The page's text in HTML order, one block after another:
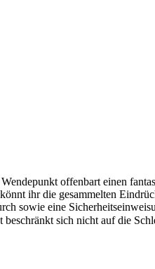
offenbart einen
ihr die gesammelten
sowie eine
sich nicht auf die